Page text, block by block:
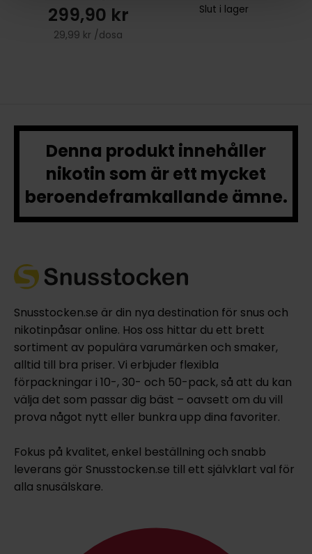
299,90 kr
29,99 kr /dosa
Slut i lager
Denna produkt innehåller
nikotin som är ett mycket
beroendeframkallande ämne.
Snusstocken.se är din nya destination för snus och
nikotinpåsar online. Hos oss hittar du ett brett
sortiment av populära varumärken och smaker,
alltid till bra priser. Vi erbjuder flexibla
förpackningar i 10-, 30- och 50-pack, så att du kan
välja det som passar dig bäst – oavsett om du vill
prova något nytt eller bunkra upp dina favoriter.
Fokus på kvalitet, enkel beställning och snabb
leverans gör Snusstocken.se till ett självklart val för
alla snusälskare.